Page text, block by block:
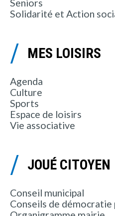
Seniors
Solidarité et Action
MES LOISIRS
Agenda
Culture
Sports
Espace de loisirs
Vie associative
JOUÉ CITOYEN
Conseil municipal
Conseils de